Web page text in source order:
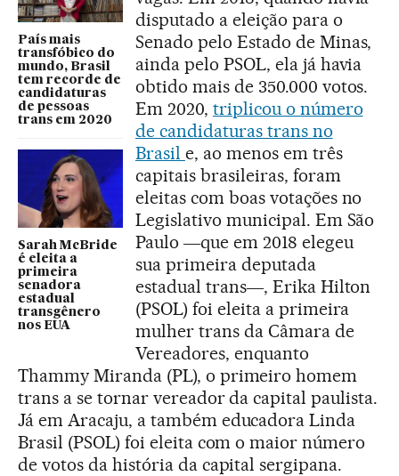
País mais
transfóbico do
mundo, Brasil
tem recorde de
candidaturas
de pessoas
trans em 2020
Sarah McBride
é eleita a
primeira
senadora
estadual
transgênero
nos EUA
disputado a eleição para o
Senado pelo Estado de Minas,
ainda pelo PSOL, ela já havia
obtido mais de 350.000 votos.
Em 2020, triplicou o número
de candidaturas trans no
Brasil e, ao menos em três
capitais brasileiras, foram
eleitas com boas votações no
Legislativo municipal. Em São
Paulo ―que em 2018 elegeu
sua primeira deputada
estadual trans―, Erika Hilton
(PSOL) foi eleita a primeira
mulher trans da Câmara de
Vereadores, enquanto
Thammy Miranda (PL), o primeiro homem
trans a se tornar vereador da capital paulista.
Já em Aracaju, a também educadora Linda
Brasil (PSOL) foi eleita com o maior número
de votos da história da capital sergipana.